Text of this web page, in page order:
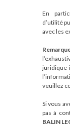
En
d’utilité
avec les
juridique
veuillez
Si vous
pas à
BALIN